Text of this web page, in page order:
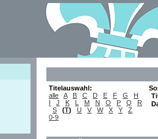
Titelauswahl:
alle
A B C D E F G
H
I
J K L M N O P Q
R
S
(T) U V W X Y
Z
0-9